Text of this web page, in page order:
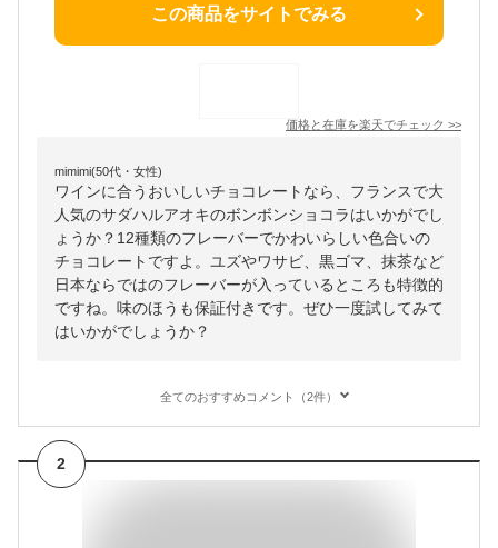
この商品をサイトでみる
価格と在庫を楽天でチェック >>
mimimi(50代・女性)
ワインに合うおいしいチョコレートなら、フランスで大
人気のサダハルアオキのボンボンショコラはいかがでし
ょうか？12種類のフレーバーでかわいらしい色合いの
チョコレートですよ。ユズやワサビ、黒ゴマ、抹茶など
日本ならではのフレーバーが入っているところも特徴的
ですね。味のほうも保証付きです。ぜひ一度試してみて
はいかがでしょうか？
全てのおすすめコメント（2件）
2